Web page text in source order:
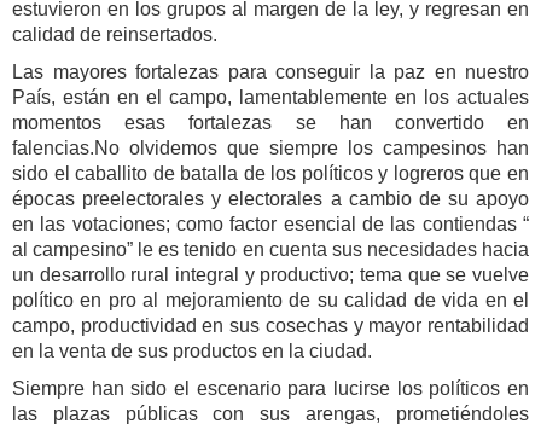
estuvieron en los grupos al margen de la ley, y regresan en
calidad de reinsertados.
Las mayores fortalezas para conseguir la paz en nuestro
País, están en el campo, lamentablemente en los actuales
momentos esas fortalezas se han convertido en
falencias.No olvidemos que siempre los campesinos han
sido el caballito de batalla de los políticos y logreros que en
épocas preelectorales y electorales a cambio de su apoyo
en las votaciones; como factor esencial de las contiendas “
al campesino” le es tenido en cuenta sus necesidades hacia
un desarrollo rural integral y productivo; tema que se vuelve
político en pro al mejoramiento de su calidad de vida en el
campo, productividad en sus cosechas y mayor rentabilidad
en la venta de sus productos en la ciudad.
Siempre han sido el escenario para lucirse los políticos en
las plazas públicas con sus arengas, prometiéndoles